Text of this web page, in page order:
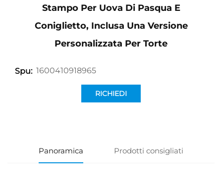
Stampo Per Uova Di Pasqua E
Coniglietto, Inclusa Una Versione
Personalizzata Per Torte
Spu: 1600410918965
RICHIEDI
Panoramica Prodotti consigliati